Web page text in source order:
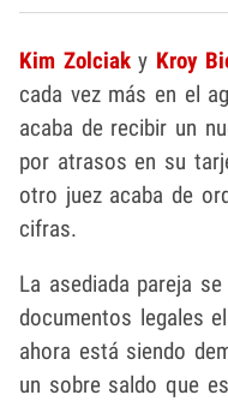
Kim Zolciaky Kroy
cada vez más en el
acaba de recibir un
por atrasos en su
otro juez acaba de
cifras.
La asediada pareja
documentos legales
ahora está siendo
un sobre saldo que